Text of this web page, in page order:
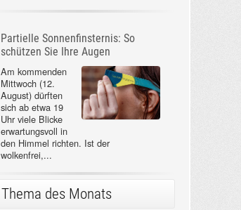
Partielle Sonnenfinsternis: So
schützen Sie Ihre Augen
Am kommenden
Mittwoch (12.
August) dürften
sich ab etwa 19
Uhr viele Blicke
erwartungsvoll in
den Himmel richten. Ist der
wolkenfrei,...
Thema des Monats